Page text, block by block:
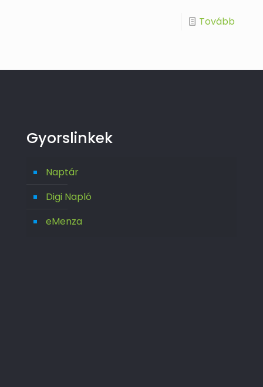
Tovább
Gyorslinkek
Naptár
Digi Napló
eMenza